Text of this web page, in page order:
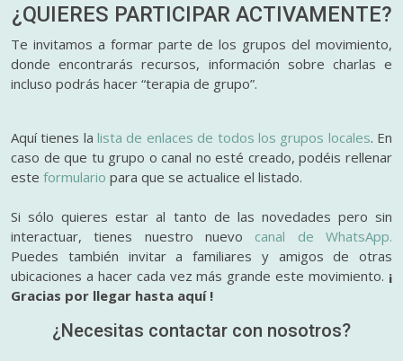
¿QUIERES PARTICIPAR ACTIVAMENTE?
Te invitamos a formar parte de los grupos del movimiento,
donde encontrarás recursos, información sobre charlas e
incluso podrás hacer “terapia de grupo”.
Aquí tienes lalista de enlaces de todos los grupos locales. En
caso de que tu grupo o canal no esté creado, podéis rellenar
este formulario para que se actualice el listado.
Si sólo quieres estar al tanto de las novedades pero sin
interactuar, tienes nuestro nuevo canal de WhatsApp.
Puedes también invitar a familiares y amigos de otras
ubicaciones a hacer cada vez más grande este movimiento. ¡
Gracias por llegar hasta aquí !
¿Necesitas contactar con nosotros?